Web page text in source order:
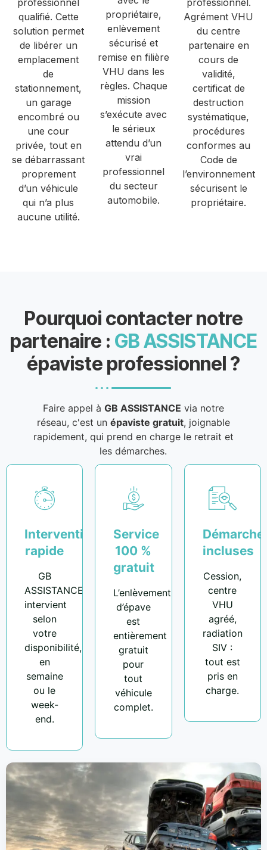
professionnel
qualifié. Cette
solution permet
de libérer un
emplacement
de
stationnement,
un garage
encombré ou
une cour
privée, tout en
se débarrassant
proprement
d’un véhicule
qui n’a plus
aucune utilité.
propriétaire,
enlèvement
sécurisé et
remise en filière
VHU dans les
règles. Chaque
mission
s’exécute avec
le sérieux
attendu d’un
vrai
professionnel
du secteur
automobile.
professionnel.
Agrément VHU
du centre
partenaire en
cours de
validité,
certificat de
destruction
systématique,
procédures
conformes au
Code de
l’environnement
sécurisent le
propriétaire.
Pourquoi contacter notre
partenaire : GB ASSISTANCE
épaviste professionnel ?
Faire appel à GB ASSISTANCE via notre
réseau, c'est un épaviste gratuit, joignable
rapidement, qui prend en charge le retrait et
les démarches.
Intervention
rapide
GB
ASSISTANCE
intervient
selon
votre
disponibilité,
en
semaine
ou le
week-
end.
Service
100 %
gratuit
L’enlèvement
d’épave
est
entièrement
gratuit
pour
tout
véhicule
complet.
incluses
Cession,
centre
VHU
agréé,
radiation
SIV :
tout est
pris en
charge.